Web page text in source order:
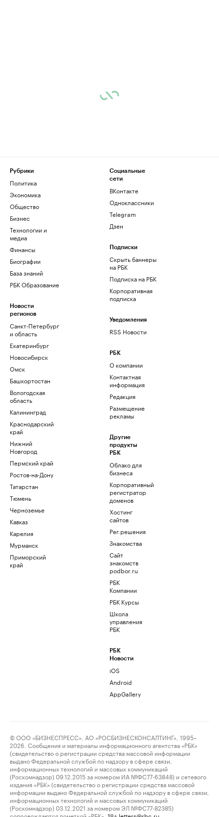
Рубрики
Политика
Экономика
Общество
Бизнес
Технологии и
медиа
Финансы
Биографии
База знаний
РБК Образование
Новости
регионов
Санкт-Петербург
и область
Екатеринбург
Новосибирск
Омск
Башкортостан
Вологодская
область
Калининград
Краснодарский
край
Нижний
Новгород
Пермский край
Ростов-на-Дону
Татарстан
Тюмень
Черноземье
Кавказ
Карелия
Мурманск
Приморский
край
Социальные
сети
ВКонтакте
Одноклассники
Telegram
Дзен
Подписки
Скрыть баннеры
на РБК
Подписка на РБК
Корпоративная
подписка
Уведомления
RSS Новости
РБК
О компании
Контактная
информация
Редакция
Размещение
рекламы
Другие
продукты
РБК
Облако для
бизнеса
Корпоративный
регистратор
доменов
Хостинг
сайтов
Рег.решения
Знакомства
Сайт
знакомств
podbor.ru
РБК
Компании
РБК Курсы
Школа
управления
РБК
РБК
Новости
iOS
Android
AppGallery
© ООО «БИЗНЕСПРЕСС», АО «РОСБИЗНЕСКОНСАЛТИНГ», 1995–
2026. Сообщения и материалы информационного агентства «РБК»
(свидетельство о регистрации средства массовой информации
выдано Федеральной службой по надзору в сфере связи,
информационных технологий и массовых коммуникаций
(Роскомнадзор) 09.12.2015 за номером ИА №ФС77-63848) и сетевого
издания «РБК» (свидетельство о регистрации средства массовой
информации выдано Федеральной службой по надзору в сфере связи,
информационных технологий и массовых коммуникаций
(Роскомнадзор) 03.12.2021 за номером ЭЛ №ФС77-82385)